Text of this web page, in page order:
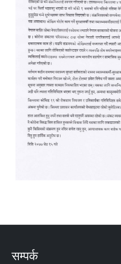
सम्पर्क